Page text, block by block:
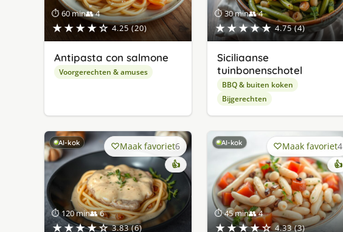
⏱ 60 min👥 4
★★★★☆ 4.25 (20)
Antipasta con salmone
Voorgerechten & amuses
⏱ 30 min👥 4
★★★★★ 4.75 (4)
Siciliaanse
tuinbonenschotel
BBQ & buiten koken
Bijgerechten
AI-kok
⏱ 120 min👥 6
★★★★☆ 3.83 (6)
Maak favoriet6
👍
AI-kok
⏱ 45 min👥 4
★★★★☆ 4.33 (3)
Maak favoriet4
👍